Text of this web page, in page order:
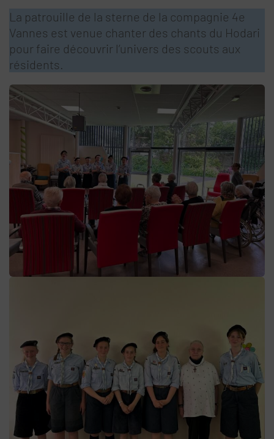
La patrouille de la sterne de la compagnie 4e
Vannes est venue chanter des chants du Hodari
pour faire découvrir l’univers des scouts aux
résidents.